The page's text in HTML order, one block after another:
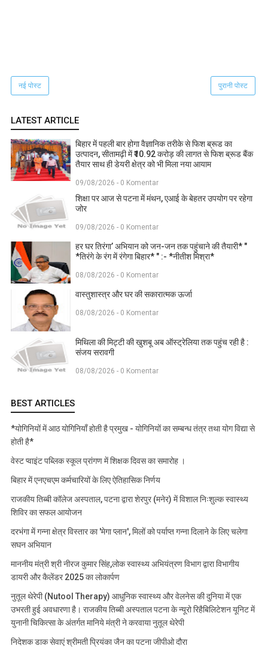
नई पोस्ट पुरानी पोस्ट
LATEST ARTICLE
बिहार में पहली बार होगा वैज्ञानिक तरीके से फिश ब्रूड का
उत्पादन, सीतामढ़ी में ₹10.92 करोड़ की लागत से फिश ब्रूड बैंक
तैयार साथ ही डेयरी क्षेत्र को भी मिला नया आयाम
09/08/2026 - 0 Komentar
शिक्षा पर आज से पटना में मंथन, एआई के बेहतर उपयोग पर रहेगा
जोर
09/08/2026 - 0 Komentar
हर घर तिरंगा’ अभियान को जन-जन तक पहुंचाने की तैयारी* "
*तिरंगे के रंग में रंगेगा बिहार* " :- *नीतीश मिश्रा*
08/08/2026 - 0 Komentar
वास्तुशास्त्र और घर की सकारात्मक ऊर्जा
08/08/2026 - 0 Komentar
मिथिला की मिट्टी की खुशबू अब ऑस्ट्रेलिया तक पहुंच रही है :
संजय सरावगी
08/08/2026 - 0 Komentar
BEST ARTICLES
*योगिनियों में आठ योगिनियाँ होती है प्रमुख - योगिनियों का सम्बन्ध तंत्र तथा योग विद्या से
होती है*
वेस्ट प्वाइंट पब्लिक स्कूल प्रांगण में शिक्षक दिवस का समारोह ।
बिहार में एनएचएम कर्मचारियों के लिए ऐतिहासिक निर्णय
राजकीय तिब्बी कॉलेज अस्पताल, पटना द्वारा शेरपुर (मनेर) में विशाल निःशुल्क स्वास्थ्य
शिविर का सफल आयोजन
दरभंगा में गन्ना क्षेत्र विस्तार का 'मेगा प्लान', मिलों को पर्याप्त गन्ना दिलाने के लिए चलेगा
सघन अभियान
माननीय मंत्री श्री नीरज कुमार सिंह,लोक स्वास्थ्य अभियंत्रण विभाग द्वारा विभागीय
डायरी और कैलेंडर 2025 का लोकार्पण
नुतूल थेरेपी (Nutool Therapy) आधुनिक स्वास्थ्य और वेलनेस की दुनिया में एक
उभरती हुई अवधारणा है। राजकीय तिब्बी अस्पताल पटना के न्यूरो रिहैबिलिटेशन यूनिट में
युनानी चिकित्सा के अंतर्गत मानिये मंत्री ने करवाया नुतूल थेरेपी
निदेशक डाक सेवाएं श्रीमती प्रियंका जैन का पटना जीपीओ दौरा